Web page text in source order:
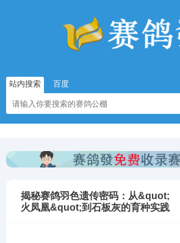
站内搜索 百度
揭秘赛鸽羽色遗传密码：从&quot;
火凤凰&quot;到石板灰的育种实践​